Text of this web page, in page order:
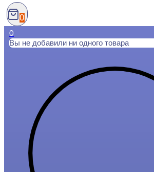
0
0
Вы не добавили ни одного товара